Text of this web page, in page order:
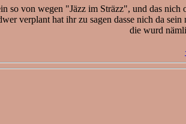
so von wegen "Jäzz im Sträzz", und das
verplant hat ihr zu sagen dasse nich da
die wurd